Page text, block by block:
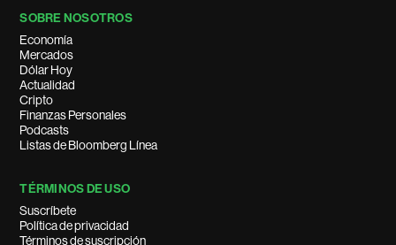
SOBRE NOSOTROS
Economía
Mercados
Dólar Hoy
Actualidad
Cripto
Finanzas Personales
Podcasts
Listas de Bloomberg Línea
TÉRMINOS DE USO
Suscríbete
Política de privacidad
Términos de suscripción